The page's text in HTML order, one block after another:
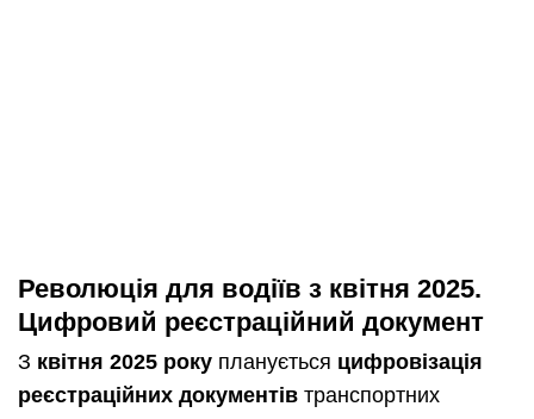
Революція для водіїв з квітня 2025.
Цифровий реєстраційний документ
З квітня 2025 року планується цифровізація
реєстраційних документів транспортних